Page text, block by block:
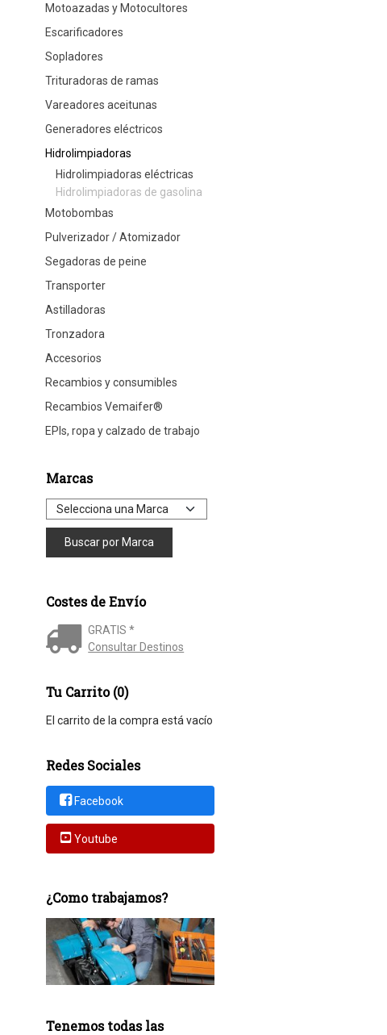
Motoazadas y Motocultores
Escarificadores
Sopladores
Trituradoras de ramas
Vareadores aceitunas
Generadores eléctricos
Hidrolimpiadoras
Hidrolimpiadoras eléctricas
Hidrolimpiadoras de gasolina
Motobombas
Pulverizador / Atomizador
Segadoras de peine
Transporter
Astilladoras
Tronzadora
Accesorios
Recambios y consumibles
Recambios Vemaifer®
EPIs, ropa y calzado de trabajo
Marcas
Costes de Envío
GRATIS *
Consultar Destinos
Tu Carrito (0)
El carrito de la compra está vacío
Redes Sociales
Facebook
Youtube
¿Como trabajamos?
Tenemos todas las